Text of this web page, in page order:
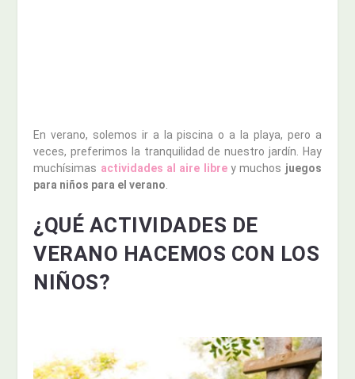
En verano, solemos ir a la piscina o a la playa, pero a
veces, preferimos la tranquilidad de nuestro jardín. Hay
muchísimas actividades al aire librey muchos juegos
para niños para el verano
¿QUÉ ACTIVIDADES DE
VERANO HACEMOS CON LOS
NIÑOS?